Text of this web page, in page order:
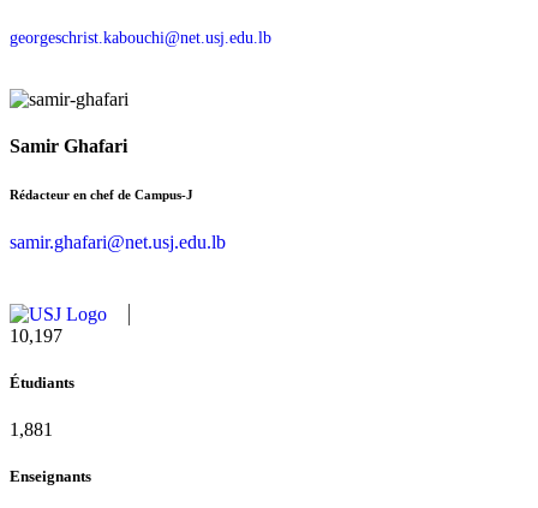
georgeschrist.kabouchi@net.usj.edu.lb
Samir Ghafari
Rédacteur en chef de Campus-J
samir.ghafari@net.usj.edu.lb
11,433
Étudiants
2,109
Enseignants